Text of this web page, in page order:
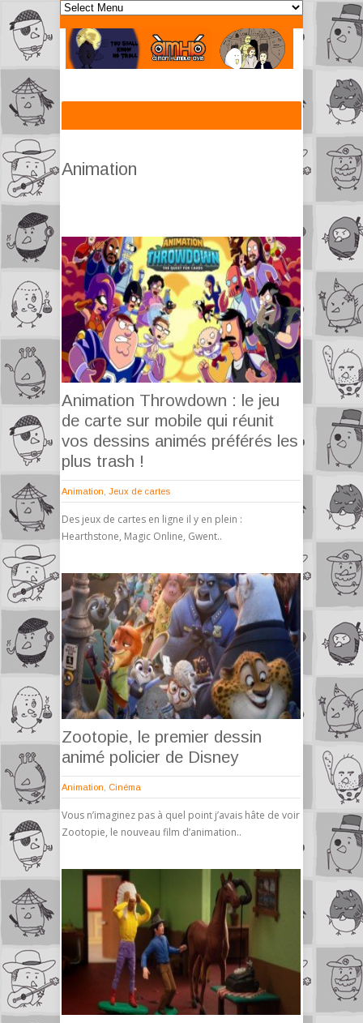
Animation
Animation Throwdown : le jeu
de carte sur mobile qui réunit
vos dessins animés préférés les
plus trash !
Animation Jeux de cartes
Des jeux de cartes en ligne il y en plein :
Hearthstone, Magic Online, Gwent..
Zootopie, le premier dessin
animé policier de Disney
Animation Cinéma
Vous n’imaginez pas à quel point j’avais hâte de voir
Zootopie, le nouveau film d’animation..